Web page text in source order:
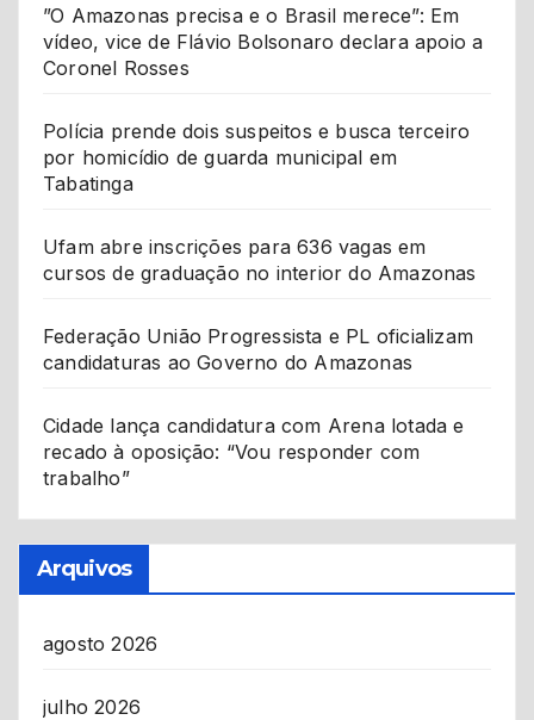
”O Amazonas precisa e o Brasil merece”: Em
vídeo, vice de Flávio Bolsonaro declara apoio a
Coronel Rosses
Polícia prende dois suspeitos e busca terceiro
por homicídio de guarda municipal em
Tabatinga
Ufam abre inscrições para 636 vagas em
cursos de graduação no interior do Amazonas
Federação União Progressista e PL oficializam
candidaturas ao Governo do Amazonas
Cidade lança candidatura com Arena lotada e
recado à oposição: “Vou responder com
trabalho”
Arquivos
agosto 2026
julho 2026